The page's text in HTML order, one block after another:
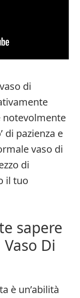
di
notevolmente
di pazienza e
vaso di
di
il tuo
sapere
Di
è un’abilità